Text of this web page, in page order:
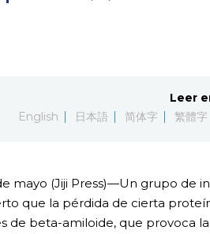
Leer
English
日本語 简体字 繁體字
mayo (Jiji Press)—Un grupo de
que la pérdida de cierta
de beta-amiloide, que provoca